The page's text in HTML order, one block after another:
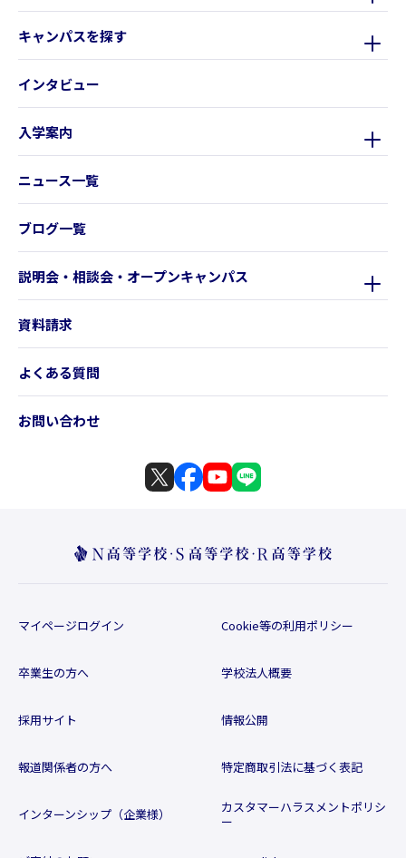
キャンパスを探す
インタビュー
入学案内
ニュース一覧
ブログ一覧
説明会・相談会・オープンキャンパス
資料請求
よくある質問
お問い合わせ
マイページログイン
卒業生の方へ
採用サイト
報道関係者の方へ
インターンシップ（企業様）
Cookie等の利用ポリシー
学校法人概要
情報公開
特定商取引法に基づく表記
カスタマーハラスメントポリシ
ー